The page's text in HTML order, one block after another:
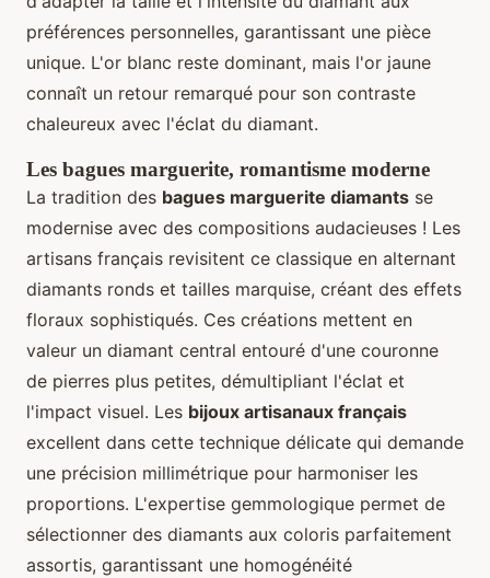
préférences personnelles, garantissant une pièce
unique. L'or blanc reste dominant, mais l'or jaune
connaît un retour remarqué pour son contraste
chaleureux avec l'éclat du diamant.
Les bagues marguerite, romantisme moderne
La tradition des bagues marguerite diamants se
modernise avec des compositions audacieuses ! Les
artisans français revisitent ce classique en alternant
diamants ronds et tailles marquise, créant des effets
floraux sophistiqués. Ces créations mettent en
valeur un diamant central entouré d'une couronne
de pierres plus petites, démultipliant l'éclat et
l'impact visuel. Les bijoux artisanaux français
excellent dans cette technique délicate qui demande
une précision millimétrique pour harmoniser les
proportions. L'expertise gemmologique permet de
sélectionner des diamants aux coloris parfaitement
assortis, garantissant une homogénéité